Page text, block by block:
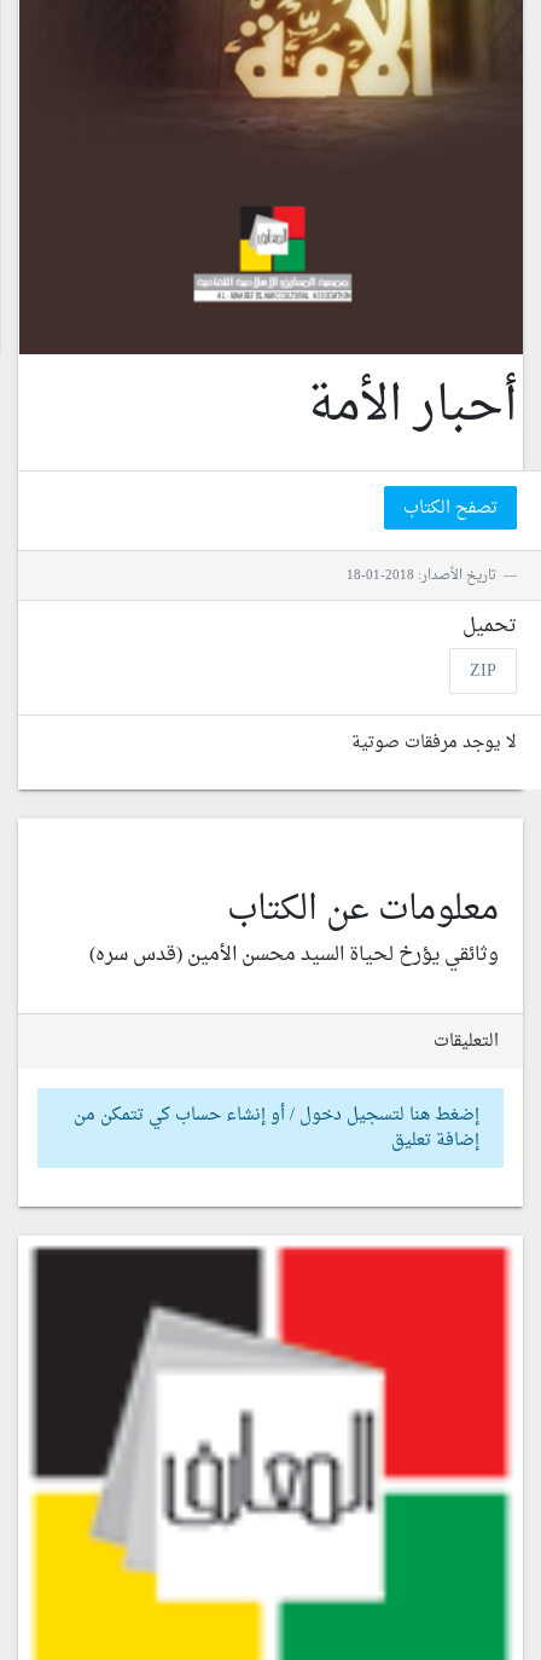
أحبار الأمة
تصفح الكتاب
تاريخ الأصدار: 2018-01-18
تحميل
ZIP
لا يوجد مرفقات صوتية
معلومات عن الكتاب
وثائقي يؤرخ لحياة السيد محسن الأمين (قدس سره)
التعليقات
إضغط هنا لتسجيل دخول / أو إنشاء حساب كي تتمكن من
إضافة تعليق